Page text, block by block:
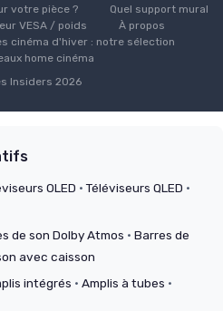
votre pièce ?
Quel support mural
VESA / poids
À propos
cinéma d'hiver : notre sélection
home cinéma
Insiders 2026
OLED ·Téléviseurs QLED ·
de son Dolby Atmos · Barres de
avec caisson
intégrés · Amplis à tubes ·